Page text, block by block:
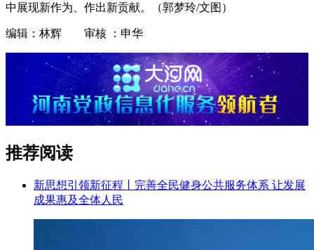
中展现新作为、作出新贡献。（郭梦玲/文图）
编辑：林辉 审核 ：申华
推荐阅读
新思想引领新征程丨完善全民健身公共服务体系 让发展
成果惠及全体人民